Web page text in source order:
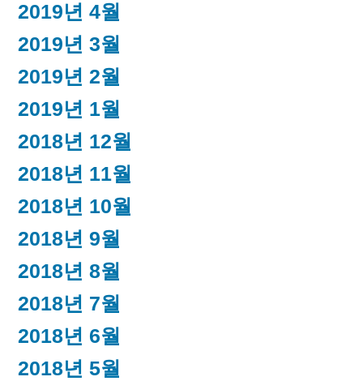
2019년 4월
2019년 3월
2019년 2월
2019년 1월
2018년 12월
2018년 11월
2018년 10월
2018년 9월
2018년 8월
2018년 7월
2018년 6월
2018년 5월